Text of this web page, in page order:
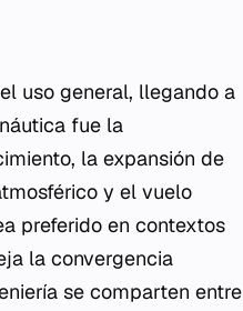
uso general, llegando a
fue la
la expansión de
y el vuelo
preferido en contextos
la convergencia
se comparten entre